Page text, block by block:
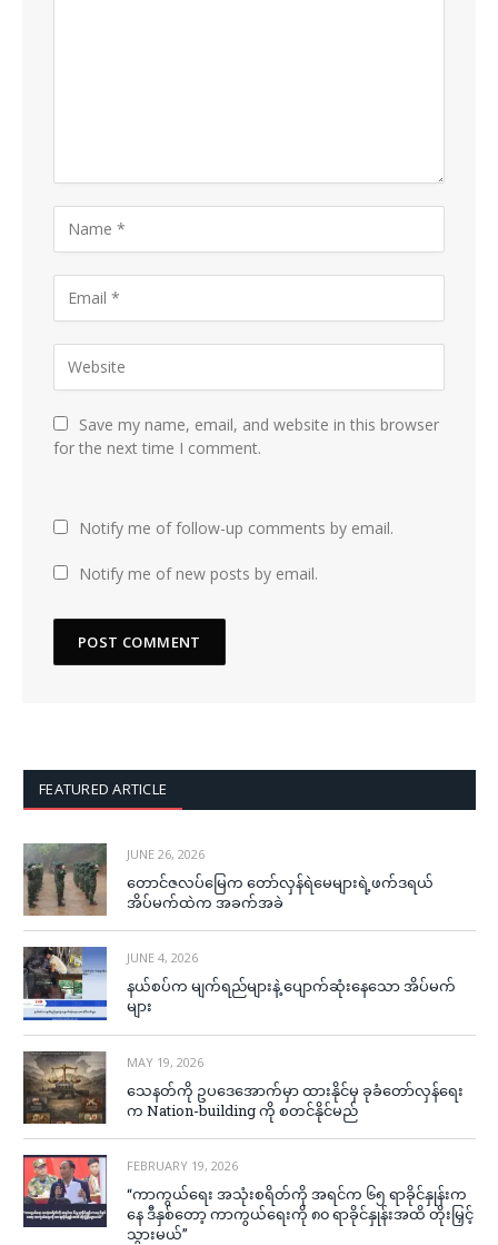
Save my name, email, and website in this browser
for the next time I comment.
Notify me of follow-up comments by email.
Notify me of new posts by email.
FEATURED ARTICLE
JUNE 26, 2026
တောင်ဇလပ်မြေက တော်လှန်ရဲမေများရဲ့ဖက်ဒရယ်
အိပ်မက်ထဲက အခက်အခဲ
JUNE 4, 2026
နယ်စပ်က မျက်ရည်များနဲ့ ပျောက်ဆုံးနေသော အိပ်မက်
များ
MAY 19, 2026
သေနတ်ကို ဥပဒေအောက်မှာ ထားနိုင်မှ ခုခံတော်လှန်ရေး
က Nation-building ကို စတင်နိုင်မည်
FEBRUARY 19, 2026
“ကာကွယ်ရေး အသုံးစရိတ်ကို အရင်က ၆၅ ရာခိုင်နှုန်းက
နေ ဒီနှစ်တော့ ကာကွယ်ရေးကို ၈၀ ရာခိုင်နှုန်းအထိ တိုးမြှင့်
သွားမယ်”